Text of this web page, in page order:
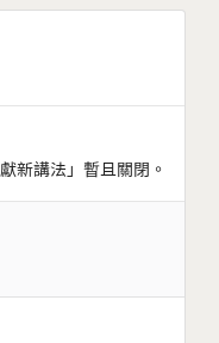
新講法」暫且關閉。